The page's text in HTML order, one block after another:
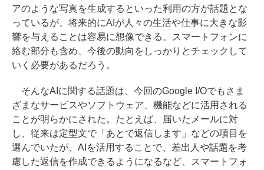
アのような写真を生成するといった利用の方が話題とな
っているが、将来的にAIが人々の生活や仕事に大きな影
響を与えることは容易に想像できる。スマートフォンに
絡む部分も含め、今後の動向をしっかりとチェックして
いく必要があるだろう。
そんなAIに関する話題は、今回のGoogle I/Oでもさま
ざまなサービスやソフトウェア、機能などに活用される
ことが明らかにされた。たとえば、届いたメールに対
し、従来は定型文で「あとで返信します」などの項目を
選んでいたが、AIを活用することで、差出人や話題を考
慮した返信を作成できるようになるなど、スマートフォ